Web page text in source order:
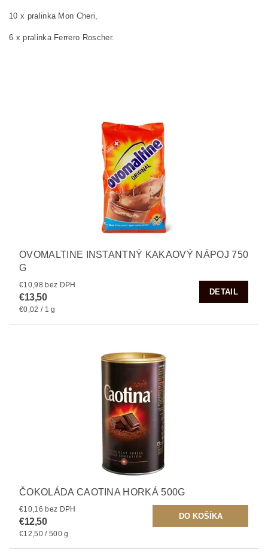
10 x pralinka Mon Cheri,
6 x pralinka Ferrero Roscher.
OVOMALTINE INSTANTNÝ KAKAOVÝ NÁPOJ 750
G
€10,98 bez DPH
€13,50
€0,02 / 1 g
DETAIL
ČOKOLÁDA CAOTINA HORKÁ 500G
€10,16 bez DPH
€12,50
€12,50 / 500 g